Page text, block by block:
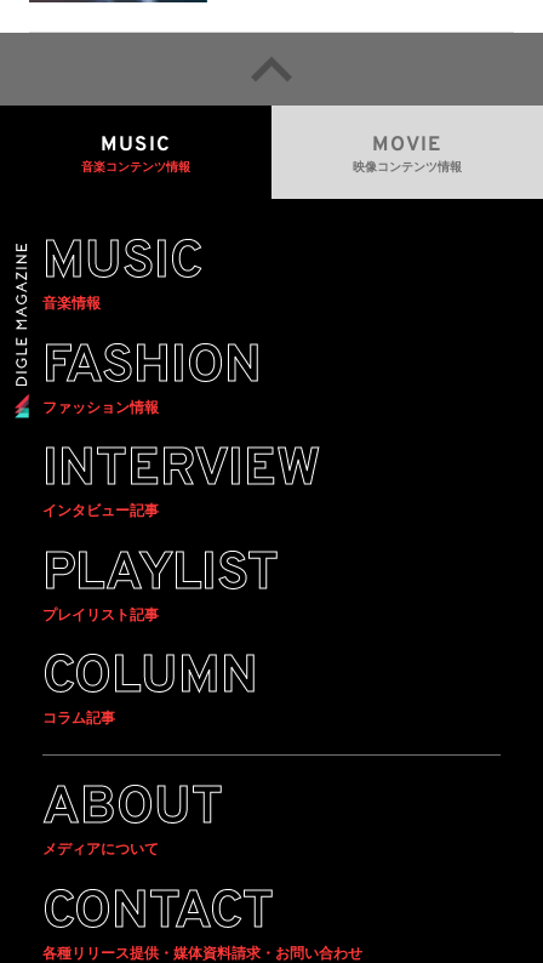
るための統一的な枠組みを提案
MUSIC
音楽コンテンツ情報
MOVIE
映像コンテンツ情報
MUSIC
音楽情報
FASHION
ファッション情報
INTERVIEW
インタビュー記事
PLAYLIST
プレイリスト記事
COLUMN
コラム記事
ABOUT
メディアについて
CONTACT
各種リリース提供・媒体資料請求・お問い合わせ